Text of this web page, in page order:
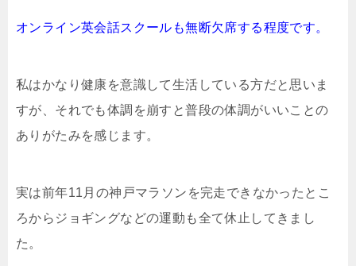
オンライン英会話スクールも無断欠席する程度です。
私はかなり健康を意識して生活している方だと思いま
すが、それでも体調を崩すと普段の体調がいいことの
ありがたみを感じます。
実は前年11月の神戸マラソンを完走できなかったとこ
ろからジョギングなどの運動も全て休止してきまし
た。